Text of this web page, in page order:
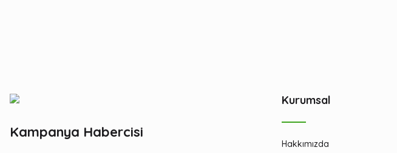
Kampanya Habercisi
Kurumsal
Hakkımızda